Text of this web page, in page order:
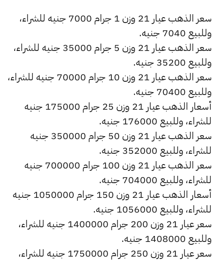
سعر الذهب عيار 21 وزن 1 جرام 7000 جنيه للشراء،
وللبيع 7040 جنيه.
سعر الذهب عيار 21 وزن 5 جرام 35000 جنيه للشراء،
وللبيع 35200 جنيه.
سعر الذهب عيار 21 وزن 10 جرام 70000 جنيه للشراء،
وللبيع 70400 جنيه.
أسعار الذهب عيار 21 وزن 25 جرام 175000 جنيه
للشراء، وللبيع 176000 جنيه.
سعر الذهب عيار 21 وزن 50 جرام 350000 جنيه
للشراء، وللبيع 352000 جنيه.
سعر الذهب عيار 21 وزن 100 جرام 700000 جنيه
للشراء، وللبيع 704000 جنيه.
أسعار الذهب عيار 21 وزن 150 جرام 1050000 جنيه
للشراء، وللبيع 1056000 جنيه.
سعر عيار 21 وزن 200 جرام 1400000 جنيه للشراء،
وللبيع 1408000 جنيه.
سعر عيار 21 وزن 250 جرام 1750000 جنيه للشراء،